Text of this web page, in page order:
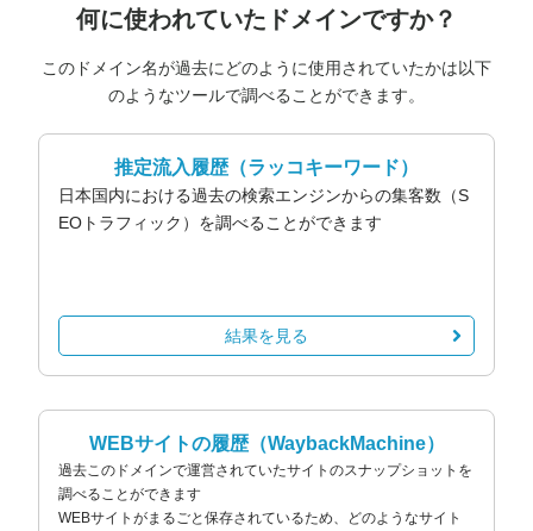
何に使われていたドメインですか？
このドメイン名が過去にどのように使用されていたかは以下
のようなツールで調べることができます。
推定流入履歴（ラッコキーワード）
日本国内における過去の検索エンジンからの集客数（S
EOトラフィック）を調べることができます
結果を見る
WEBサイトの履歴（WaybackMachine）
過去このドメインで運営されていたサイトのスナップショットを
調べることができます
WEBサイトがまるごと保存されているため、どのようなサイト